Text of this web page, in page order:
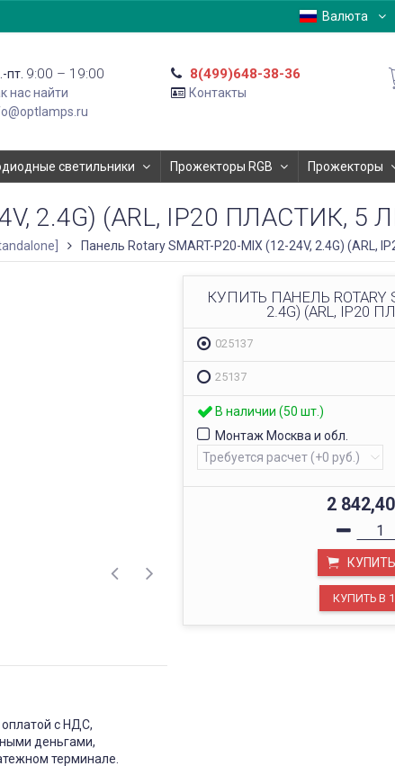
Валюта
пт. 9:00 – 19:00
нас найти
8(499)648-38-36
Контакты
светильники Прожекторы RGB Прожекторы
2.4G) (ARL, IP20 ПЛАСТИК, 5
Панель Rotary SMART-P20-MIX (12-24V, 2.4G) (ARL,
КУПИТЬ ПАНЕЛЬ ROTARY
2.4G) (ARL, IP20
025137
25137
В наличии (50 шт.)
Монтаж Москва и обл.
2 842,40
КУПИТЬ
с НДС,
деньгами,
терминале.